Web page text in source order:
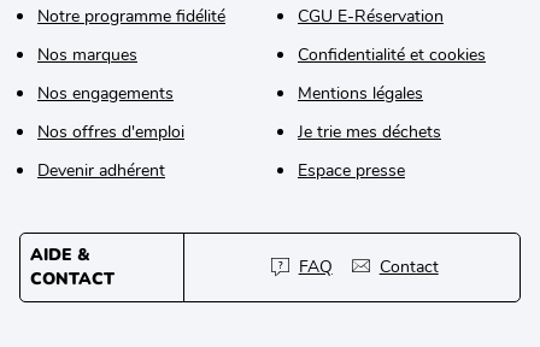
Notre programme fidélité
Nos marques
Nos engagements
Nos offres d'emploi
Devenir adhérent
CGU E-Réservation
Confidentialité et cookies
Mentions légales
Je trie mes déchets
Espace presse
AIDE &
CONTACT
FAQ Contact